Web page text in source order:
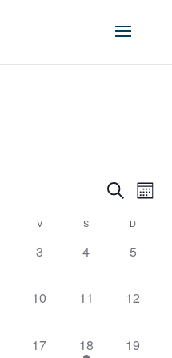
Recherche
de
Mois
V S D
0
3
0
4
0
5
0
10
0
11
0
12
0
17
1
18
0
19